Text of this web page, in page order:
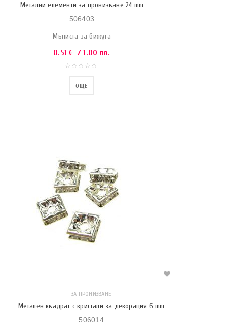
Метални елементи за пронизване 24 mm
506403
Мъниста за бижута
0.51€ / 1.00 лв.
ОЩЕ
ЗА ПРОНИЗВАНЕ
Метален квадрат с кристали за декорация 6 mm
506014